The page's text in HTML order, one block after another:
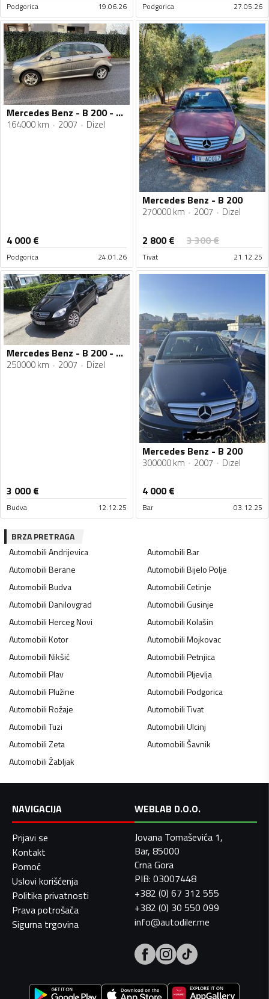
Podgorica 19.06.26 Podgorica 27.05.26
Mercedes Benz - B 200 - CDI
164000 km 2007 Dizel
4 000€
Podgorica 24.01.26
Mercedes Benz - B 200
270000 km 2007 Dizel
2 800€ 3 300€
Tivat 21.12.25
Mercedes Benz - B 200 - 2.0
250000 km 2007 Dizel
3 000€
Budva 12.12.25
Mercedes Benz - B 200
300000 km 2007 Dizel
4 000€
Bar 03.12.25
BRZA PRETRAGA
AutomobiliAndrijevica AutomobiliBar
AutomobiliBerane AutomobiliBijelo Polje
AutomobiliBudva AutomobiliCetinje
AutomobiliDanilovgrad AutomobiliGusinje
AutomobiliHerceg Novi AutomobiliKolašin
AutomobiliKotor AutomobiliMojkovac
AutomobiliNikšić AutomobiliPetnjica
AutomobiliPlav AutomobiliPljevlja
AutomobiliPlužine AutomobiliPodgorica
AutomobiliRožaje AutomobiliTivat
AutomobiliTuzi AutomobiliUlcinj
AutomobiliZeta AutomobiliŠavnik
AutomobiliŽabljak
NAVIGACIJA
Prijavi se
Kontakt
Pomoć
Uslovi korišćenja
Politika privatnosti
Prava potrošača
Sigurna trgovina
WEBLAB D.O.O.
Jovana Tomaševića 1,
Bar, 85000
Crna Gora
PIB: 03007448
+382 (0) 67 312 555
+382 (0) 30 550 099
info@autodiler.me